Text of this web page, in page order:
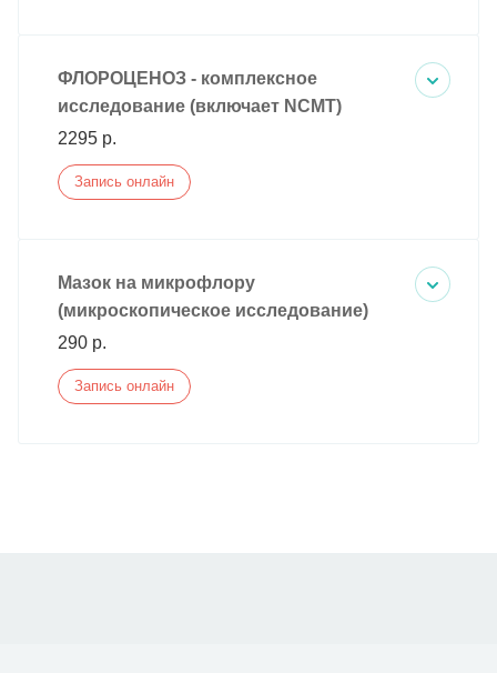
ФЛОРОЦЕНОЗ - комплексное
исследование (включает NCMT)
2295 р.
Запись онлайн
Мазок на микрофлору
(микроскопическое исследование)
290 р.
Запись онлайн